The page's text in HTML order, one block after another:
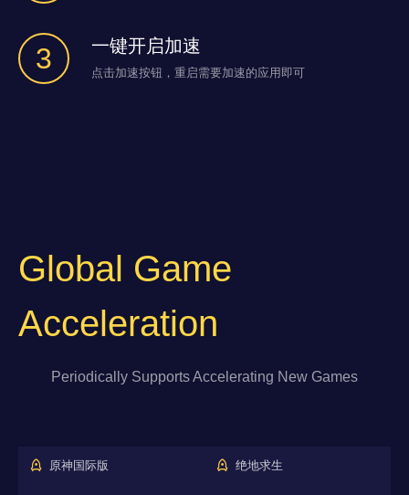
3 一键开启加速
点击加速按钮，重启需要加速的应用即可
Global Game
Acceleration
Periodically Supports Accelerating New Games
原神国际版 绝地求生